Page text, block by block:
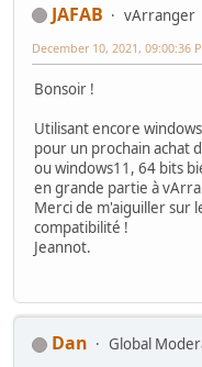
JAFAB vArranger
December 10, 2021, 09:00:36
Bonsoir !
Utilisant encore
pour un prochain achat
ou windows11, 64 bits
en grande partie à
Merci de m'aiguiller sur
compatibilité !
Jeannot.
Dan
Global